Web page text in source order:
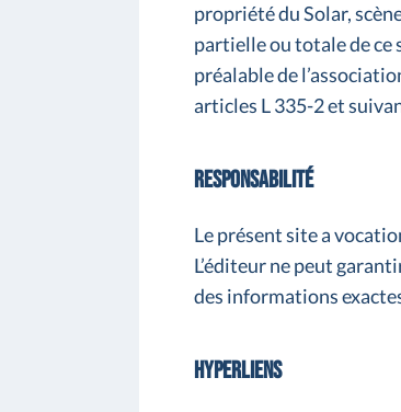
propriété du Solar,
partielle ou totale de ce
préalable de
articles L 335-2 et
Responsabilité
Le présent site a
L’éditeur ne peut
des informations
Hyperliens